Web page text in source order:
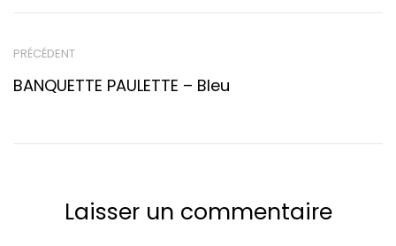
PRÉCÉDENT
BANQUETTE PAULETTE – Bleu
Laisser un commentaire